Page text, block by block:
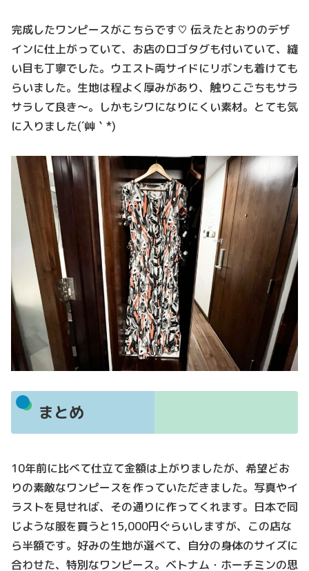
完成したワンピースがこちらです♡ 伝えたとおりのデザ
インに仕上がっていて、お店のロゴタグも付いていて、縫
い目も丁寧でした。ウエスト両サイドにリボンも着けても
らいました。生地は程よく厚みがあり、触りこごちもサラ
サラして良き～。しかもシワになりにくい素材。とても気
に入りました(´艸｀*)
まとめ
10年前に比べて仕立て金額は上がりましたが、希望どお
りの素敵なワンピースを作っていただきました。写真やイ
ラストを見せれば、その通りに作ってくれます。日本で同
じような服を買うと15,000円ぐらいしますが、この店な
ら半額です。好みの生地が選べて、自分の身体のサイズに
合わせた、特別なワンピース。ベトナム・ホーチミンの思